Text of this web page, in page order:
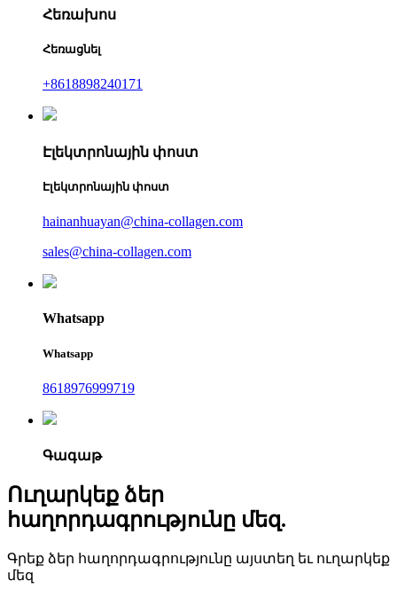
Հեռախոս
Հեռացնել
+8618898240171
Էլեկտրոնային փոստ
Էլեկտրոնային փոստ
hainanhuayan@china-collagen.com
sales@china-collagen.com
Whatsapp
Whatsapp
8618976999719
Գագաթ
Ուղարկեք ձեր
հաղորդագրությունը մեզ.
Գրեք ձեր հաղորդագրությունը այստեղ եւ ուղարկեք
մեզ